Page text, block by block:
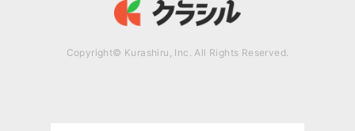
Copyright© Kurashiru, Inc. All Rights Reserved.